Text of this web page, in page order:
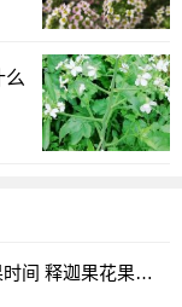
么
迦果花果成熟时